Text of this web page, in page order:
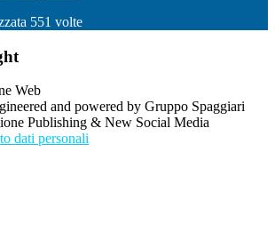
551 volte
and powered by Gruppo Spaggiari
Publishing & New Social Media
dati personali